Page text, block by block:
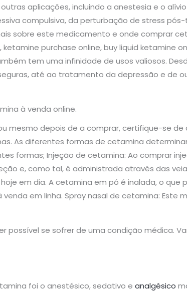
aplicações, incluindo a anestesia e o
compulsiva, da perturbação de stress
sobre este medicamento e onde comprar
purchase online, buy liquid ketamine
tem uma infinidade de usos valiosos.
até ao tratamento da depressão e de
à venda online.
mesmo depois de a comprar, certifique-se
As diferentes formas de cetamina
formas; Injeção de cetamina: Ao comprar
e, como tal, é administrada através das
em dia. A cetamina em pó é inalada, o que
em linha. Spray nasal de cetamina: Este
possível se sofrer de uma condição médica.
foi o anestésico, sedativo eanalgésico